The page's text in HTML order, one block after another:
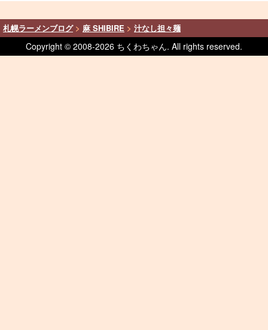
札幌ラーメンブログ> 麻 SHIBIRE > 汁なし担々麺
Copyright © 2008-2026 ちくわちゃん. All rights reserved.